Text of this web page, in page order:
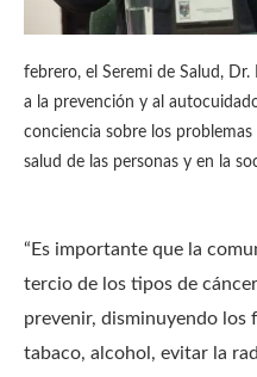
febrero, el Seremi de Salud,
a la prevención y al
conciencia sobre los
salud de las personas y en la
“Es importante que la
tercio de los tipos de
prevenir, disminuyendo los
tabaco, alcohol, evitar la